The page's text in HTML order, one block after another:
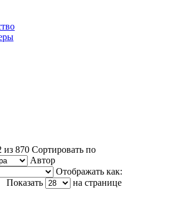
из 870 Сортировать по
Автор
Отображать как:
Показать на странице